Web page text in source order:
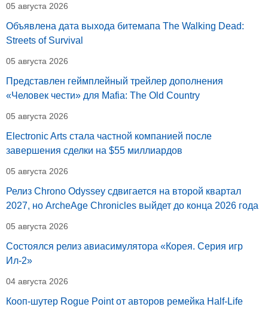
05 августа 2026
Объявлена дата выхода битемапа The Walking Dead:
Streets of Survival
05 августа 2026
Представлен геймплейный трейлер дополнения
«Человек чести» для Mafia: The Old Country
05 августа 2026
Electronic Arts стала частной компанией после
завершения сделки на $55 миллиардов
05 августа 2026
Релиз Chrono Odyssey сдвигается на второй квартал
2027, но ArcheAge Chronicles выйдет до конца 2026 года
05 августа 2026
Состоялся релиз авиасимулятора «Корея. Серия игр
Ил-2»
04 августа 2026
Кооп-шутер Rogue Point от авторов ремейка Half-Life